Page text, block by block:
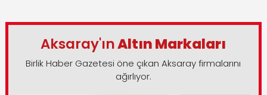
Aksaray'ınAltın Markaları
Birlik Haber Gazetesi öne çıkan Aksaray firmalarını
ağırlıyor.